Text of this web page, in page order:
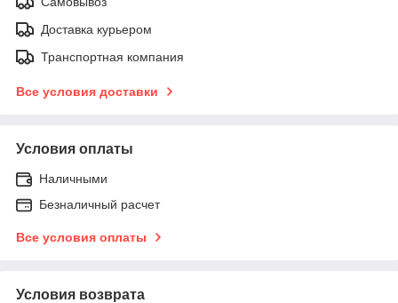
Доставка курьером
Транспортная компания
Все условия доставки
Условия оплаты
Наличными
Безналичный расчет
Все условия оплаты
Условия возврата